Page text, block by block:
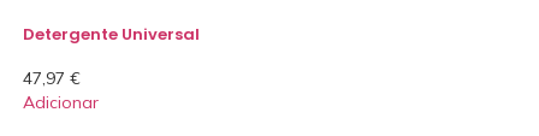
Detergente Universal
47,97 €
Adicionar